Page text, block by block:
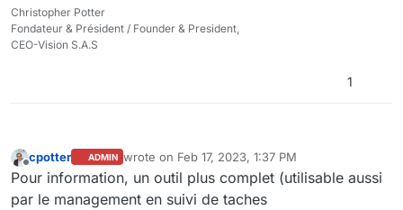
Christopher Potter
Fondateur & Président / Founder & President,
CEO-Vision S.A.S
1
Offline
cpotter ADMIN wrote on Feb 17, 2023, 1:37 PM
last edited by
Pour information, un outil plus complet (utilisable aussi
par le management en suivi de taches